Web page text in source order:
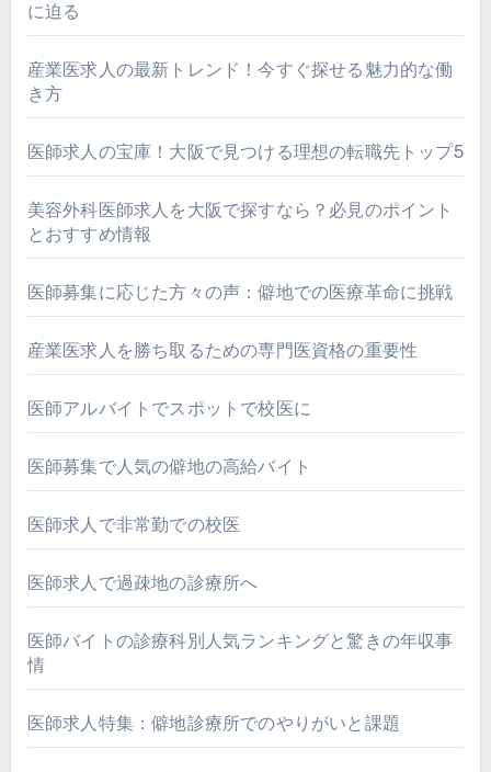
に迫る
産業医求人の最新トレンド！今すぐ探せる魅力的な働
き方
医師求人の宝庫！大阪で見つける理想の転職先トップ5
美容外科医師求人を大阪で探すなら？必見のポイント
とおすすめ情報
医師募集に応じた方々の声：僻地での医療革命に挑戦
産業医求人を勝ち取るための専門医資格の重要性
医師アルバイトでスポットで校医に
医師募集で人気の僻地の高給バイト
医師求人で非常勤での校医
医師求人で過疎地の診療所へ
医師バイトの診療科別人気ランキングと驚きの年収事
情
医師求人特集：僻地診療所でのやりがいと課題